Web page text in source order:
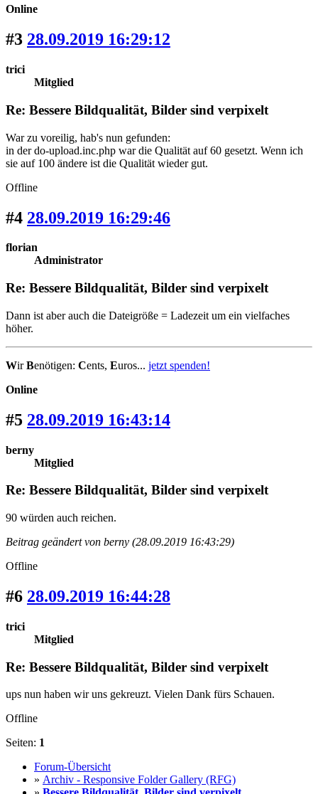
Online
#3 28.09.2019 16:29:12
trici
Mitglied
Re: Bessere Bildqualität, Bilder sind verpixelt
War zu voreilig, hab's nun gefunden:
in der do-upload.inc.php war die Qualität auf 60 gesetzt. Wenn ich
sie auf 100 ändere ist die Qualität wieder gut.
Offline
#4 28.09.2019 16:29:46
florian
Administrator
Re: Bessere Bildqualität, Bilder sind verpixelt
Dann ist aber auch die Dateigröße = Ladezeit um ein vielfaches
höher.
WirBenötigen: Cents, Euros... jetzt spenden!
Online
#5 28.09.2019 16:43:14
berny
Mitglied
Re: Bessere Bildqualität, Bilder sind verpixelt
90 würden auch reichen.
Beitrag geändert von berny (28.09.2019 16:43:29)
Offline
#6 28.09.2019 16:44:28
trici
Mitglied
Re: Bessere Bildqualität, Bilder sind verpixelt
ups nun haben wir uns gekreuzt. Vielen Dank fürs Schauen.
Offline
Seiten: 1
Forum-Übersicht
» Archiv - Responsive Folder Gallery (RFG)